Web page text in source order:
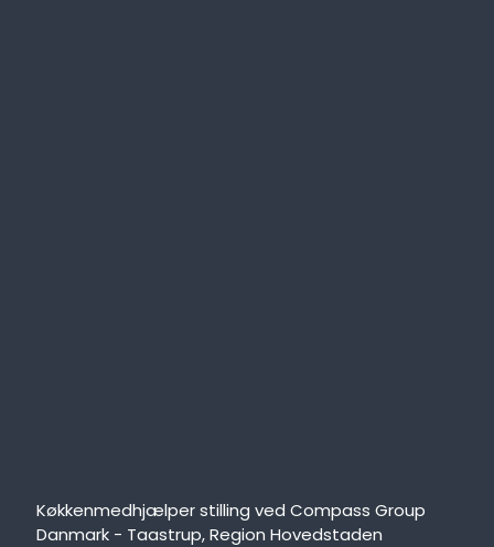
Køkkenmedhjælper stilling ved Compass Group
Danmark - Taastrup, Region Hovedstaden